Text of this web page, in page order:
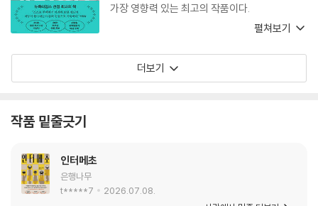
가장 영향력 있는 최고의 작품이다.
펼쳐보기
더보기
작품 밑줄긋기
인터메초
은행나무
t*****7
2026.07.08.